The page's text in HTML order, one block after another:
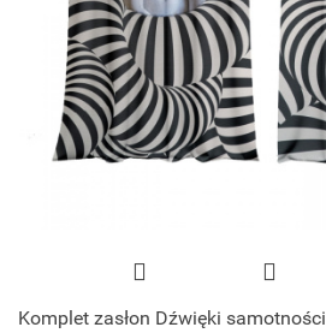
Komplet zasłon Dźwięki samotności